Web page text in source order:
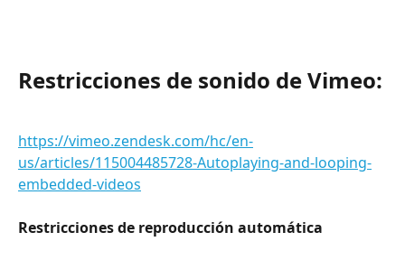
Restricciones de sonido de Vimeo:
https://vimeo.zendesk.com/hc/en-
us/articles/115004485728-Autoplaying-and-looping-
embedded-videos
Restricciones de reproducción automática